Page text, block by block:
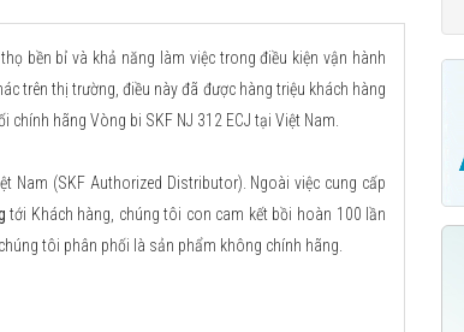
bền bỉ và khả năng làm việc trong điều kiện vận hành
trên thị trường, điều này đã được hàng triệu khách hàng
hãng Vòng bi SKF NJ 312 ECJ tại Việt Nam.
Nam (SKF Authorized Distributor). Ngoài việc cung cấp
tới Khách hàng, chúng tôi con cam kết bồi hoàn 100 lần
tôi phân phối là sản phẩm không chính hãng.